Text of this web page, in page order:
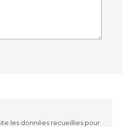
les données recueillies pour